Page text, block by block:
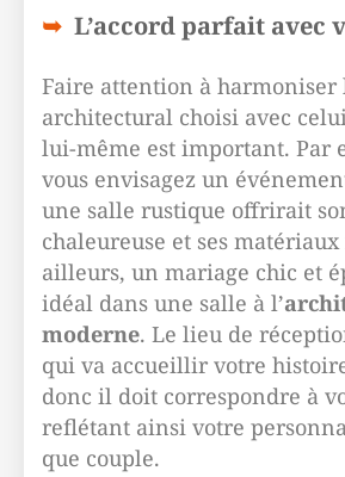
L’accord parfait avec
Faire attention à harmoniser
architectural choisi avec
lui-même est important. Par
vous envisagez un
une salle rustique offrirait
chaleureuse et ses
ailleurs, un mariage chic et
idéal dans une salle à l’
moderne. Le lieu de
qui va accueillir votre
donc il doit correspondre à
reflétant ainsi votre
que couple.